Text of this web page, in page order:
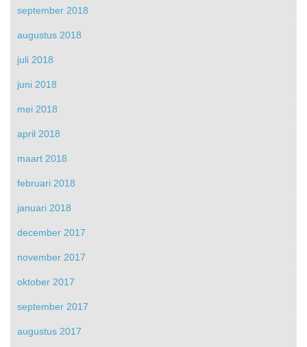
september 2018
augustus 2018
juli 2018
juni 2018
mei 2018
april 2018
maart 2018
februari 2018
januari 2018
december 2017
november 2017
oktober 2017
september 2017
augustus 2017